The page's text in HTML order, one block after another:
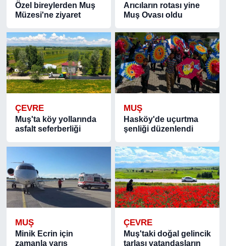
Özel bireylerden Muş
Müzesi'ne ziyaret
Arıcıların rotası yine
Muş Ovası oldu
ÇEVRE
Muş'ta köy yollarında
asfalt seferberliği
MUŞ
Hasköy'de uçurtma
şenliği düzenlendi
MUŞ
Minik Ecrin için
zamanla yarış
ÇEVRE
Muş'taki doğal gelincik
tarlası vatandaşların